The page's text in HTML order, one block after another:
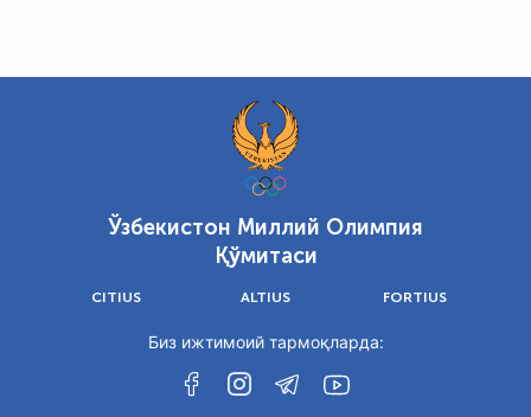
Ўзбекистон Миллий Олимпия
Қўмитаси
CITIUS ALTIUS FORTIUS
Биз ижтимоий тармоқларда: